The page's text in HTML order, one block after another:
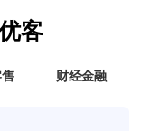
客
财经金融